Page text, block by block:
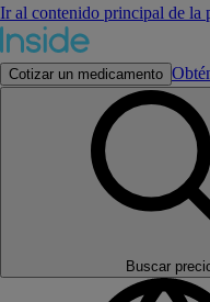
Ir al contenido principal de la
Cotizar un medicamento
Buscar